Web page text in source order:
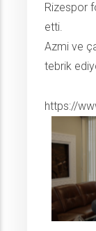
Rizespor
etti.
Azmi ve
tebrik
https://